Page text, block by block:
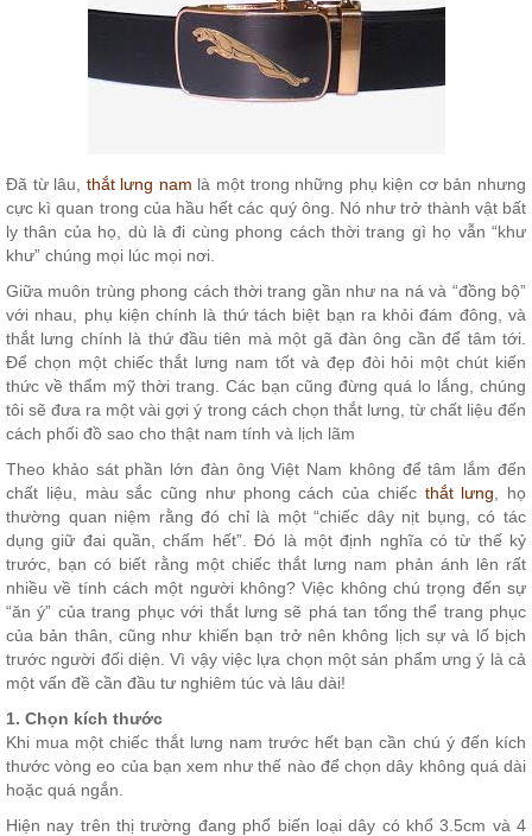
Đã từ lâu, thắt lưng nam là một trong những phụ kiện cơ bản nhưng
cực kì quan trong của hầu hết các quý ông. Nó như trở thành vật bất
ly thân của họ, dù là đi cùng phong cách thời trang gì họ vẫn “khư
khư” chúng mọi lúc mọi nơi.
Giữa muôn trùng phong cách thời trang gần như na ná và “đồng bộ”
với nhau, phụ kiện chính là thứ tách biệt bạn ra khỏi đám đông, và
thắt lưng chính là thứ đầu tiên mà một gã đàn ông cần để tâm tới.
Để chọn một chiếc thắt lưng nam tốt và đẹp đòi hỏi một chút kiến
thức về thẩm mỹ thời trang. Các bạn cũng đừng quá lo lắng, chúng
tôi sẽ đưa ra một vài gợi ý trong cách chọn thắt lưng, từ chất liệu đến
cách phối đồ sao cho thật nam tính và lịch lãm
Theo khảo sát phần lớn đàn ông Việt Nam không để tâm lắm đến
chất liệu, màu sắc cũng như phong cách của chiếcthắt lưng , họ
thường quan niệm rằng đó chỉ là một “chiếc dây nịt bụng, có tác
dụng giữ đai quần, chấm hết”. Đó là một định nghĩa có từ thế kỷ
trước, bạn có biết rằng một chiếc thắt lưng nam phản ánh lên rất
nhiều về tính cách một người không? Việc không chú trọng đến sự
“ăn ý” của trang phục với thắt lưng sẽ phá tan tổng thể trang phục
của bản thân, cũng như khiến bạn trở nên không lịch sự và lố bịch
trước người đối diện. Vì vậy việc lựa chọn một sản phẩm ưng ý là cả
một vấn đề cần đầu tư nghiêm túc và lâu dài!
1. Chọn kích thước
Khi mua một chiếc thắt lưng nam trước hết bạn cần chú ý đến kích
thước vòng eo của bạn xem như thế nào để chọn dây không quá dài
hoặc quá ngắn.
Hiện nay trên thị trường đang phổ biến loại dây có khổ 3.5cm và 4